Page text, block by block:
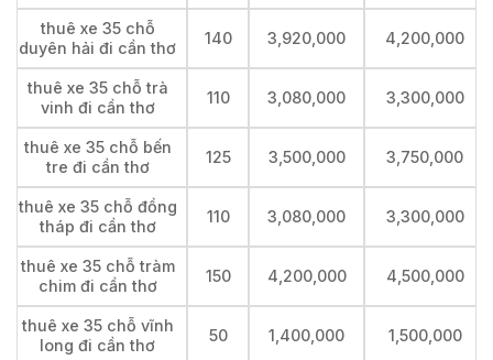
thuê xe 35 chỗ
duyên hải đi cần thơ
140 3,920,000 4,200,000
thuê xe 35 chỗ trà
vinh đi cần thơ
110 3,080,000 3,300,000
thuê xe 35 chỗ bến
tre đi cần thơ
125 3,500,000 3,750,000
thuê xe 35 chỗ đồng
tháp đi cần thơ
110 3,080,000 3,300,000
thuê xe 35 chỗ tràm
chim đi cần thơ
150 4,200,000 4,500,000
thuê xe 35 chỗ vĩnh
long đi cần thơ
50 1,400,000 1,500,000